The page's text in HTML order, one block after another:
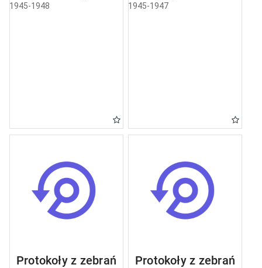
sprawozdania,
1945-1948
miasta Olsztyna
1945-1947
Protokoły z zebrań
Protokoły z zebrań